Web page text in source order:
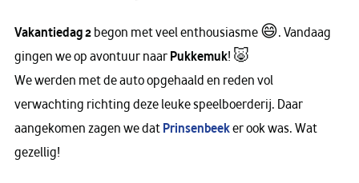
Vakantiedag 2begon met veel enthousiasme 😄. Vandaag
gingen we op avontuur naarPukkemuk! 🐷
We werden met de auto opgehaald en reden vol
verwachting richting deze leuke speelboerderij. Daar
aangekomen zagen we datPrinsenbeeker ook was. Wat
gezellig!